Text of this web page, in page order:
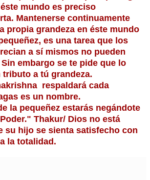
mundo es preciso
Mantenerse continuamente
propia grandeza en éste mundo
es una tarea que los
a sí mismos no pueden
embargo se te pide que lo
tributo a tú grandeza.
respaldará cada
es un nombre.
la pequeñez estarás negándote
Thakur/ Dios no está
su hijo se sienta satisfecho con
la totalidad.